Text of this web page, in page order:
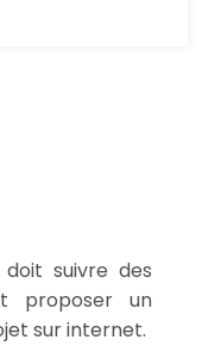
suivre des
proposer un
sur internet.